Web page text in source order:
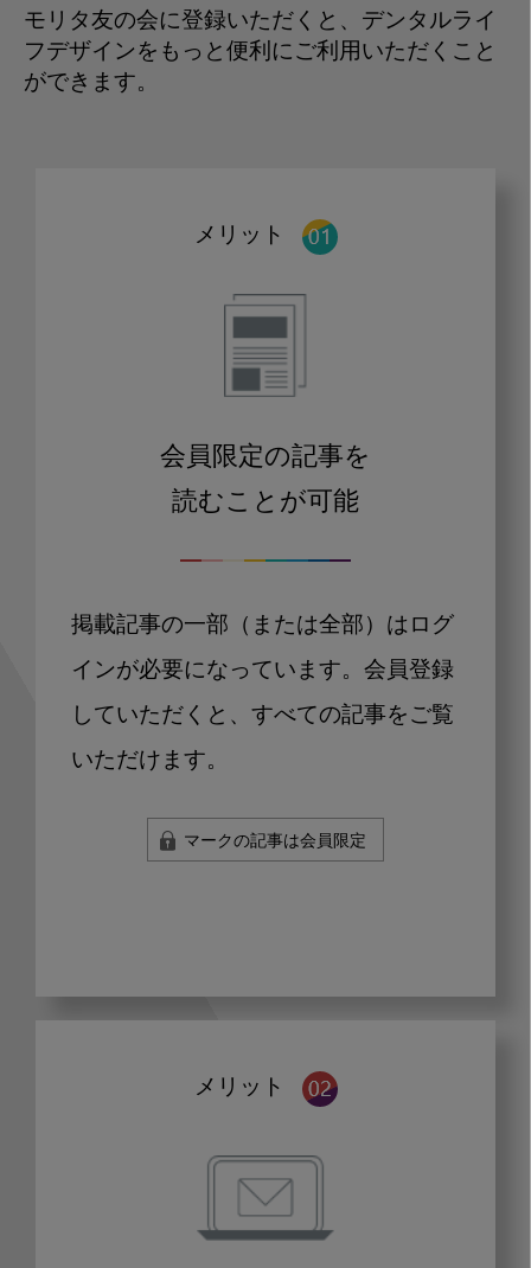
モリタ友の会に登録いただくと、デンタルライ
フデザインをもっと便利にご利用いただくこと
ができます。
メリット
会員限定の記事を
読むことが可能
掲載記事の一部（または全部）はログ
インが必要になっています。会員登録
していただくと、すべての記事をご覧
いただけます。
マークの記事は会員限定
メリット